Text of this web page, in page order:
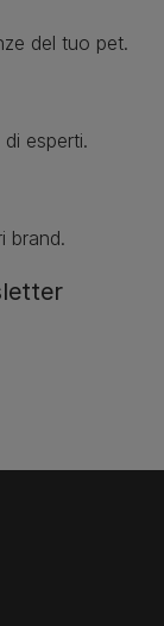
del tuo pet.
esperti.
brand.